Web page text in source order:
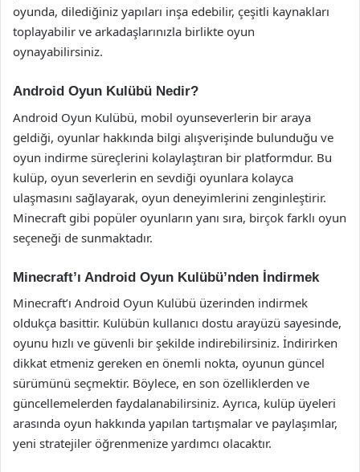
oyunda, dilediğiniz yapıları inşa edebilir, çeşitli kaynakları
toplayabilir ve arkadaşlarınızla birlikte oyun
oynayabilirsiniz.
Android Oyun Kulübü Nedir?
Android Oyun Kulübü, mobil oyunseverlerin bir araya
geldiği, oyunlar hakkında bilgi alışverişinde bulunduğu ve
oyun indirme süreçlerini kolaylaştıran bir platformdur. Bu
kulüp, oyun severlerin en sevdiği oyunlara kolayca
ulaşmasını sağlayarak, oyun deneyimlerini zenginleştirir.
Minecraft gibi popüler oyunların yanı sıra, birçok farklı oyun
seçeneği de sunmaktadır.
Minecraft’ı Android Oyun Kulübü’nden İndirmek
Minecraft’ı Android Oyun Kulübü üzerinden indirmek
oldukça basittir. Kulübün kullanıcı dostu arayüzü sayesinde,
oyunu hızlı ve güvenli bir şekilde indirebilirsiniz. İndirirken
dikkat etmeniz gereken en önemli nokta, oyunun güncel
sürümünü seçmektir. Böylece, en son özelliklerden ve
güncellemelerden faydalanabilirsiniz. Ayrıca, kulüp üyeleri
arasında oyun hakkında yapılan tartışmalar ve paylaşımlar,
yeni stratejiler öğrenmenize yardımcı olacaktır.